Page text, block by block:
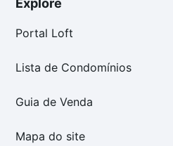
Explore
Portal Loft
Lista de Condomínios
Guia de Venda
Mapa do site